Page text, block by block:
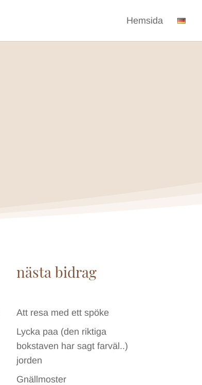
Hemsida
nästa bidrag
Att resa med ett spöke
Lycka paa (den riktiga
bokstaven har sagt farväl..)
jorden
Gnällmoster